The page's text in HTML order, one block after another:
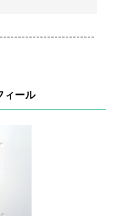
ィール